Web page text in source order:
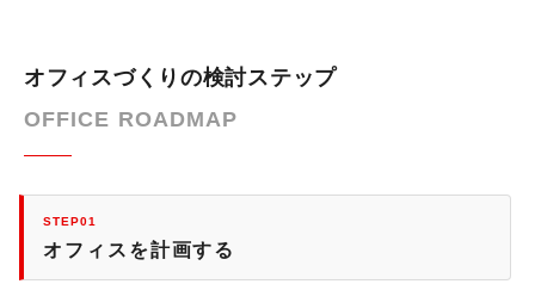
オフィスづくりの検討ステップ
OFFICE ROADMAP
STEP01
オフィスを計画する